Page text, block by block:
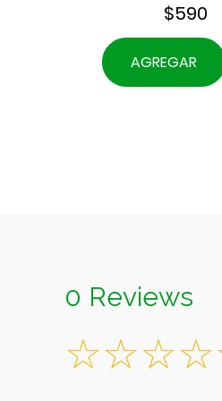
$590
AGREGAR
0 Reviews